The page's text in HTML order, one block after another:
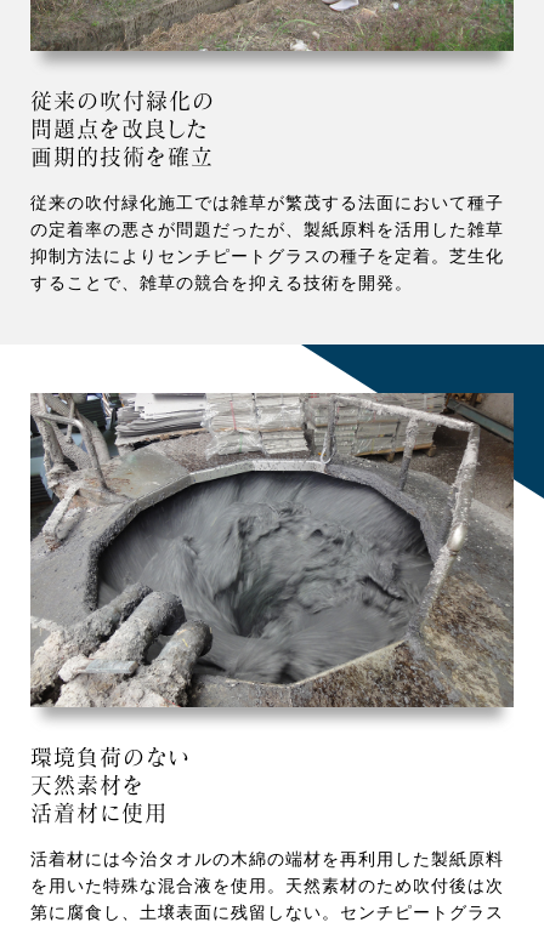
従来の吹付緑化の
問題点を改良した
画期的技術を確立
従来の吹付緑化施工では雑草が繁茂する法面において種子
の定着率の悪さが問題だったが、製紙原料を活用した雑草
抑制方法によりセンチピートグラスの種子を定着。芝生化
することで、雑草の競合を抑える技術を開発。
環境負荷のない
天然素材を
活着材に使用
活着材には今治タオルの木綿の端材を再利用した製紙原料
を用いた特殊な混合液を使用。天然素材のため吹付後は次
第に腐食し、土壌表面に残留しない。センチピートグラス